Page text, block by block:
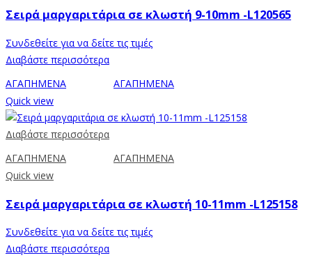
Σειρά μαργαριτάρια σε κλωστή 9-10mm -L120565
Συνδεθείτε για να δείτε τις τιμές
Διαβάστε περισσότερα
ΑΓΑΠΗΜΕΝΑ
ΑΓΑΠΗΜΕΝΑ
Quick view
Διαβάστε περισσότερα
ΑΓΑΠΗΜΕΝΑ
ΑΓΑΠΗΜΕΝΑ
Quick view
Σειρά μαργαριτάρια σε κλωστή 10-11mm -L125158
Συνδεθείτε για να δείτε τις τιμές
Διαβάστε περισσότερα